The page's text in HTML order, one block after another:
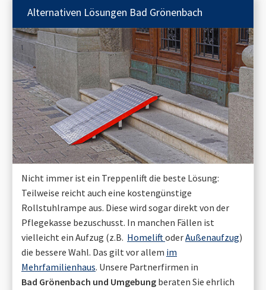
Alternativen Lösungen Bad Grönenbach
Nicht immer ist ein Treppenlift die beste Lösung:
Teilweise reicht auch eine kostengünstige
Rollstuhlrampe aus. Diese wird sogar direkt von der
Pflegekasse bezuschusst. In manchen Fällen ist
vielleicht ein Aufzug (z.B. HomeliftoderAußenaufzug)
die bessere Wahl. Das gilt vor allem im
Mehrfamilienhaus. Unsere Partnerfirmen in
Bad Grönenbach und Umgebung beraten Sie ehrlich